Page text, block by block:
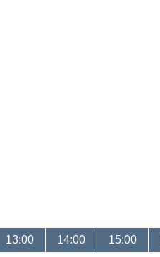
13:00 14:00 15:00